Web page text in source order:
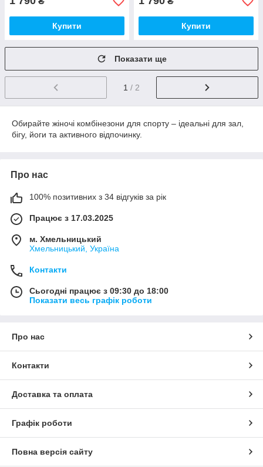
Купити Купити
Показати ще
1 / 2
Обирайте жіночі комбінезони для спорту – ідеальні для зал,
бігу, йоги та активного відпочинку.
Про нас
100% позитивних з 34 відгуків за рік
Працює з 17.03.2025
м. Хмельницький
Хмельницький, Україна
Контакти
Сьогодні працює з 09:30 до 18:00
Показати весь графік роботи
Про нас
Контакти
Доставка та оплата
Графік роботи
Повна версія сайту